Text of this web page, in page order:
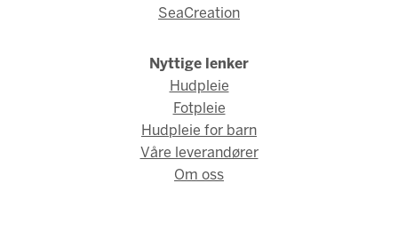
SeaCreation
Nyttige lenker
Hudpleie
Fotpleie
Hudpleie for barn
Våre leverandører
Om oss